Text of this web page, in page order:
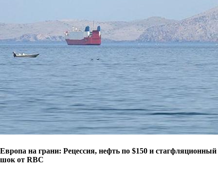
Европа на грани: Рецессия, нефть по $150 и стагфляционный
шок от RBC